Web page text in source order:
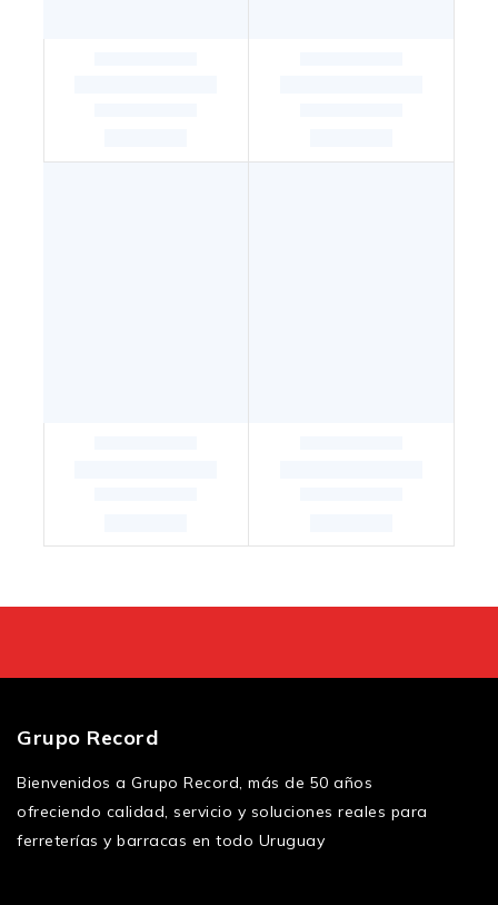
Grupo Record
Bienvenidos a Grupo Record, más de 50 años
ofreciendo calidad, servicio y soluciones reales para
ferreterías y barracas en todo Uruguay